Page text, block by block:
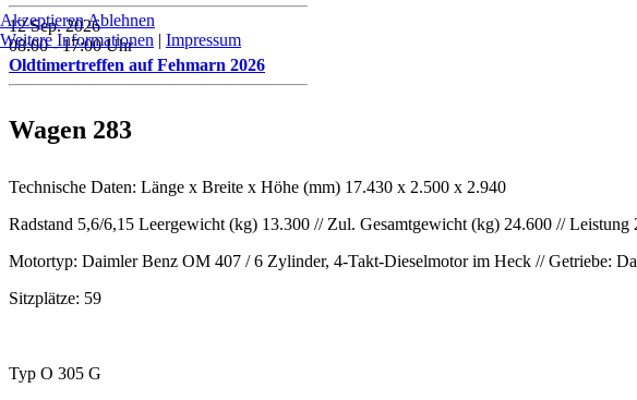
12 Sep. 2026
08:00-17:00Uhr
Oldtimertreffen auf Fehmarn 2026
Wagen 283
Technische Daten: Länge x Breite x Höhe (mm) 17.430 x 2.500 x 2.940
Radstand 5,6/6,15 Leergewicht (kg) 13.300 // Zul. Gesamtgewicht (kg) 24.600 //
Motortyp: Daimler Benz OM 407 / 6 Zylinder, 4-Takt-Dieselmotor im Heck // Getriebe:
Sitzplätze: 59
Typ O 305 G
Akzeptieren Ablehnen
Weitere Informationen | Impressum